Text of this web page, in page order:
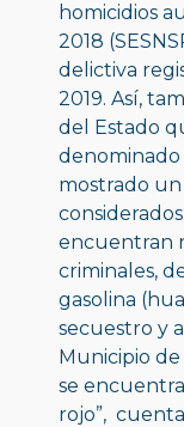
homicidios
2018
delictiva
2019. Así,
del Estado
denominado
mostrado
encuentran
criminales,
gasolina
secuestro y
Municipio
se
rojo”,